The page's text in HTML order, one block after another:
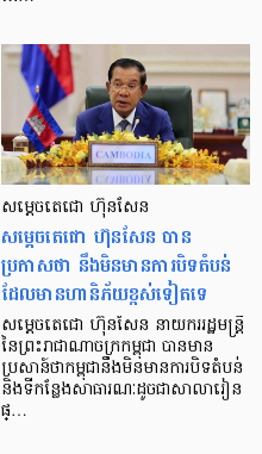
សម្ដេចតេជោ ហ៊ុនសែន
សម្ដេចតេជោ ហ៊ុនសែន បាន
ប្រកាសថា នឹងមិនមានការបិទតំបន់
ដែលមានហានិភ័យខ្ពស់ទៀតទេ
សម្ដេចតេជោ ហ៊ុនសែន នាយកររដ្ឋមន្រ្តី
នៃព្រះរាជាណាចក្រកម្ពុជា បានមាន
ប្រសាន៍ថាកម្ពុជានឹងមិនមានការបិទតំបន់
និងទីកន្លែងសាធារណៈដូចជាសាលារៀន
ផ្…